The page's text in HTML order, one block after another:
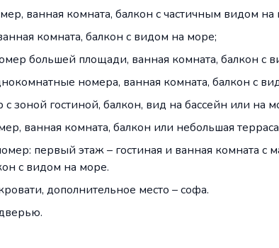
ванная комната, балкон с частичным видом на
комната, балкон с видом на море;
большей площади, ванная комната, балкон с
номера, ванная комната, балкон с
зоной гостиной, балкон, вид на бассейн или на
ванная комната, балкон или небольшая
первый этаж – гостиная и ванная комната с
с видом на море.
дополнительное место – софа.